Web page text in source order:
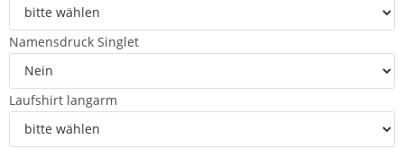
Namensdruck Singlet
Laufshirt langarm